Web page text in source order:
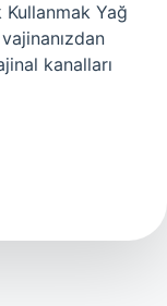
Kullanmak Yağ
kanalları